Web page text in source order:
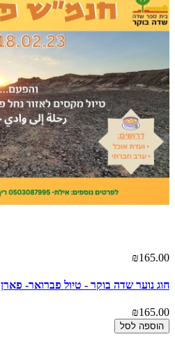
₪165.00
חוג נוער שדה בוקר - טיול פברואר- פארן
₪165.00
הוספה לסל